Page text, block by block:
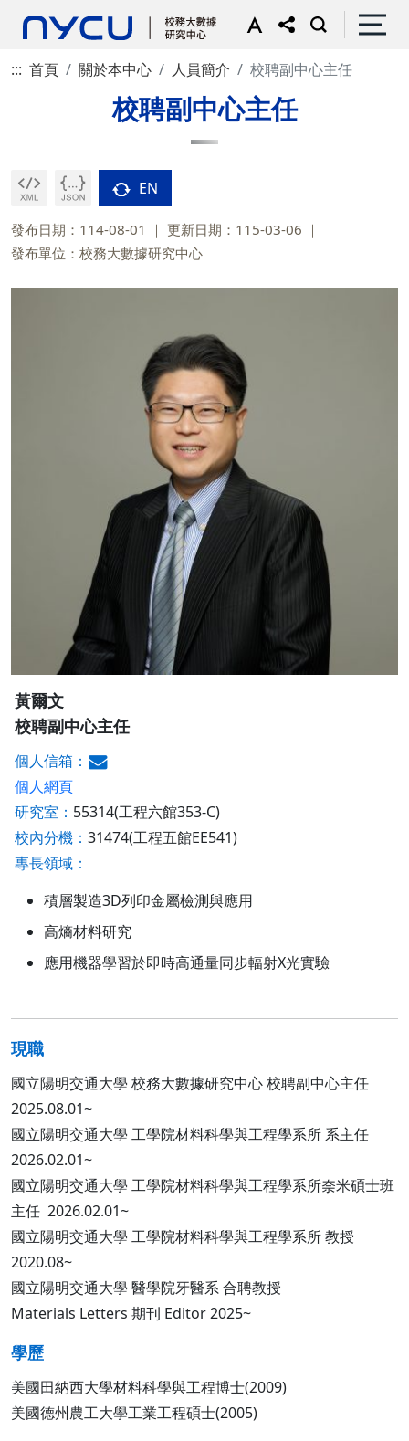
::: 首頁 關於本中心 人員簡介 校聘副中心主任
校聘副中心主任
EN
發布日期：114-08-01
更新日期：115-03-06
發布單位：校務大數據研究中心
黃爾文
校聘副中心主任
個人信箱：
個人網頁
研究室： 55314(工程六館353-C)
校內分機： 31474(工程五館EE541)
專長領域：
積層製造3D列印金屬檢測與應用
高熵材料研究
應用機器學習於即時高通量同步輻射X光實驗
現職
國立陽明交通大學 校務大數據研究中心 校聘副中心主任
2025.08.01~
國立陽明交通大學 工學院材料科學與工程學系所 系主任
2026.02.01~
國立陽明交通大學 工學院材料科學與工程學系所奈米碩士班
主任 2026.02.01~
國立陽明交通大學 工學院材料科學與工程學系所 教授
2020.08~
國立陽明交通大學 醫學院牙醫系 合聘教授
Materials Letters 期刊 Editor 2025~
學歷
美國田納西大學材料科學與工程博士(2009)
美國德州農工大學工業工程碩士(2005)